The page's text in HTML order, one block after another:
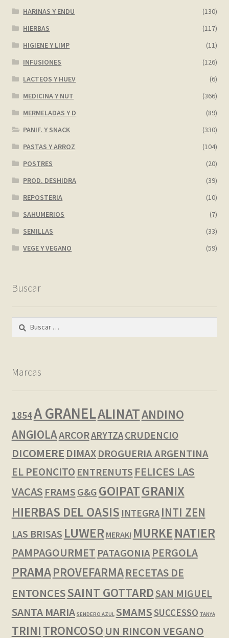
HARINAS Y ENDU
(130)
HIERBAS
(117)
HIGIENE Y LIMP
(11)
INFUSIONES
(126)
LACTEOS Y HUEV
(6)
MEDICINA Y NUT
(366)
MERMELADAS Y D
(89)
PANIF. Y SNACK
(330)
PASTAS Y ARROZ
(104)
POSTRES
(20)
PROD. DESHIDRA
(39)
REPOSTERIA
(10)
SAHUMERIOS
(7)
SEMILLAS
(33)
VEGE Y VEGANO
(59)
Buscar
Buscar:
Marcas
1854A GRANELALINATANDINO
ANGIOLAARCORARYTZACRUDENCIO
DICOMERE DIMAX DROGUERIA ARGENTINA
EL PEONCITO ENTRENUTS FELICES LAS
VACAS FRAMS G&G GOIPATGRANIX
HIERBAS DEL OASIS INTEGRA INTI ZEN
LAS BRISAS LUWER MERAKI MURKENATIER
PAMPAGOURMET PATAGONIA PERGOLA
PRAMAPROVEFARMARECETAS DE
ENTONCESSAINT GOTTARDSAN MIGUEL
SANTA MARIA SENDERO AZUL SMAMSSUCCESSO TANYA
TRINI TRONCOSO UN RINCON VEGANO